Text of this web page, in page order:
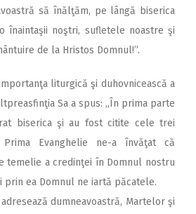
să înălţăm, pe lângă biserica
înaintaşii noştri, sufletele noastre şi
de la Hristos Domnul!”.
liturgică şi duhovnicească a
Sa a spus: „În prima parte
biserica şi au fost citite cele trei
Prima Evanghelie ne-a învăţat că
temelie a credinţei în Domnul nostru
prin ea Domnul ne iartă păcatele.
dumneavoastră, Martelor şi